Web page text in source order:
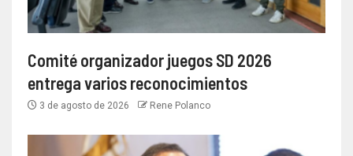
Comité organizador juegos SD 2026
entrega varios reconocimientos
3 de agosto de 2026 Rene Polanco